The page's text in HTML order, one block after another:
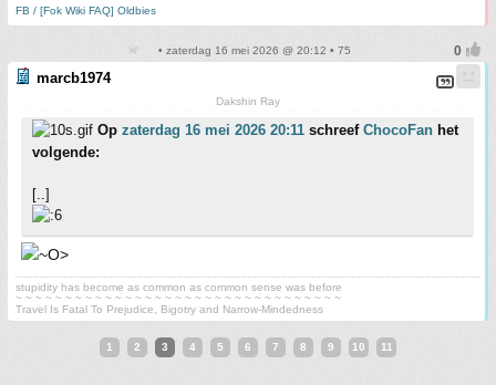
FB / [Fok Wiki FAQ] Oldbies
• zaterdag 16 mei 2026 @ 20:12 • 75
marcb1974
Dakshin Ray
Op zaterdag 16 mei 2026 20:11 schreef ChocoFan het
volgende:
[..]
stupidity has become as common as common sense was before
~ ~ ~ ~ ~ ~ ~ ~ ~ ~ ~ ~ ~ ~ ~ ~ ~ ~ ~ ~ ~ ~ ~ ~ ~ ~ ~ ~ ~ ~ ~ ~ ~
Travel Is Fatal To Prejudice, Bigotry and Narrow-Mindedness
1 2 3 4 5 6 7 8 9 10 11